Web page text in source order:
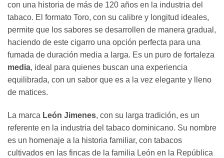
con una historia de más de 120 años en la industria del
tabaco. El formato Toro, con su calibre y longitud ideales,
permite que los sabores se desarrollen de manera gradual,
haciendo de este cigarro una opción perfecta para una
fumada de duración media a larga. Es un puro de fortaleza
media, ideal para quienes buscan una experiencia
equilibrada, con un sabor que es a la vez elegante y lleno
de matices.
La marca León Jimenes, con su larga tradición, es un
referente en la industria del tabaco dominicano. Su nombre
es un homenaje a la historia familiar, con tabacos
cultivados en las fincas de la familia León en la República